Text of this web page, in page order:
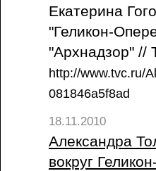
Екатерина
"Геликон-
"Архнадзор" //
http://www.tvc.ru/
081846a5f8ad
18.11.2010
Александра
вокруг